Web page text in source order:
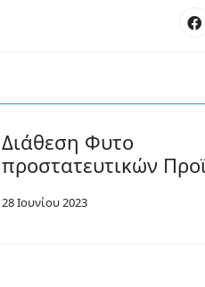
Διάθεση Φυτο
προστατευτικών
28 Ιουνίου 2023